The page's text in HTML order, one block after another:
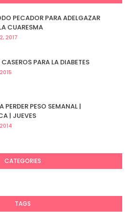
PECADOR PARA ADELGAZAR
CUARESMA
2017
PARA LA DIABETES
PERDER PESO SEMANAL |
| JUEVES
CATEGORIES
TAGS